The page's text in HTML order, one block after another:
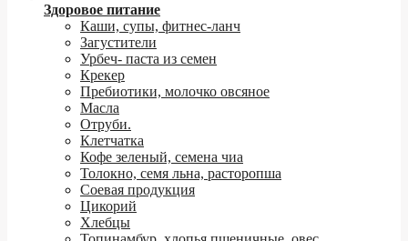
Здоровое питание
Каши, супы, фитнес-ланч
Загустители
Урбеч- паста из семен
Крекер
Пребиотики, молочко овсяное
Масла
Отруби.
Клетчатка
Кофе зеленый, семена чиа
Толокно, семя льна, расторопша
Соевая продукция
Цикорий
Хлебцы